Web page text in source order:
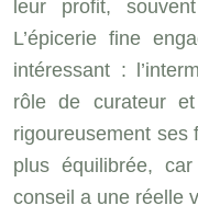
leur profit,
L’épicerie fine
intéressant :
rôle de curateur et
rigoureusement ses
plus équilibrée,
conseil a une réelle